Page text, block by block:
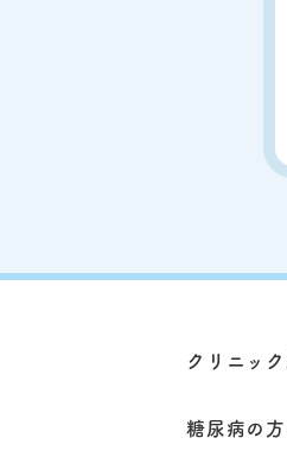
クリニッ
糖尿病の